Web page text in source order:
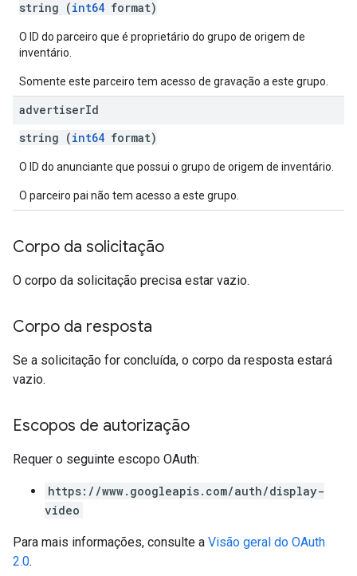
string (int64 format)
O ID do parceiro que é proprietário do grupo de origem de
inventário.
Somente este parceiro tem acesso de gravação a este grupo.
advertiserId
string (int64 format)
O ID do anunciante que possui o grupo de origem de inventário.
O parceiro pai não tem acesso a este grupo.
Corpo da solicitação
O corpo da solicitação precisa estar vazio.
Corpo da resposta
Se a solicitação for concluída, o corpo da resposta estará
vazio.
Escopos de autorização
Requer o seguinte escopo OAuth:
https://www.googleapis.com/auth/display-
video
Para mais informações, consulte a Visão geral do OAuth
2.0.